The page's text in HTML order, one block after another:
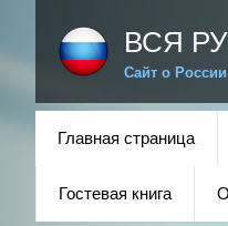
ВСЯ
Сайт о
Главная страница
Гостевая книга